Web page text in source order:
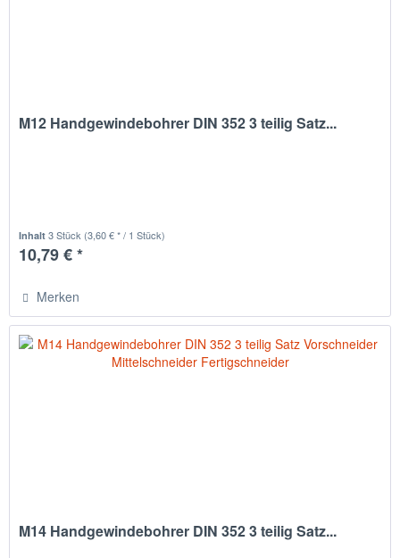
M12 Handgewindebohrer DIN 352 3 teilig Satz...
Inhalt3 Stück (3,60 € * / 1 Stück)
10,79 € *
Merken
M14 Handgewindebohrer DIN 352 3 teilig Satz...